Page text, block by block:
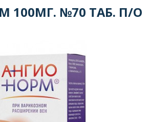
100МГ. №70 ТАБ. П/О